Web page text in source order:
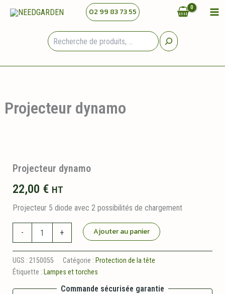
02 99 83 73 55
Projecteur dynamo
Projecteur dynamo
22,00 € HT
Projecteur 5 diode avec 2 possibilités de chargement
-
dynamo
+ Ajouter au panier
UGS : 2150055 Catégorie : Protection de la tête
Étiquette : Lampes et torches
Commande sécurisée garantie